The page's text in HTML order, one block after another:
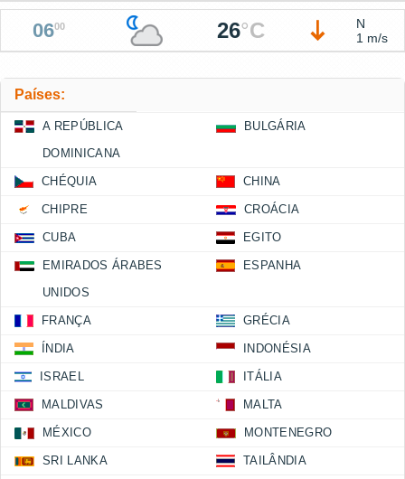
0600 26°C
N
1 m/s
Países:
A REPÚBLICA
DOMINICANA
BULGÁRIA
CHÉQUIA CHINA
CHIPRE CROÁCIA
CUBA EGITO
EMIRADOS ÁRABES
UNIDOS
ESPANHA
FRANÇA GRÉCIA
ÍNDIA INDONÉSIA
ISRAEL ITÁLIA
MALDIVAS MALTA
MÉXICO MONTENEGRO
SRI LANKA TAILÂNDIA